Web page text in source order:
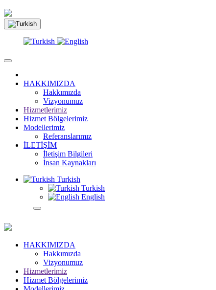
HAKKIMIZDA
Hakkımızda
Vizyonumuz
Hizmetlerimiz
Hizmet Bölgelerimiz
Modellerimiz
Referanslarımız
İLETİŞİM
İletişim Bilgileri
İnsan Kaynakları
Turkish
Turkish
English
HAKKIMIZDA
Hakkımızda
Vizyonumuz
Hizmetlerimiz
Hizmet Bölgelerimiz